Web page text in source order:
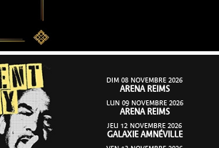
DIM 08 NOVEMBRE 2026
ARENA REIMS
LUN 09 NOVEMBRE 2026
ARENA REIMS
JEU 12 NOVEMBRE 2026
GALAXIE AMNÉVILLE